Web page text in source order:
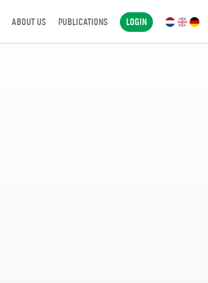
ABOUT US PUBLICATIONS LOGIN